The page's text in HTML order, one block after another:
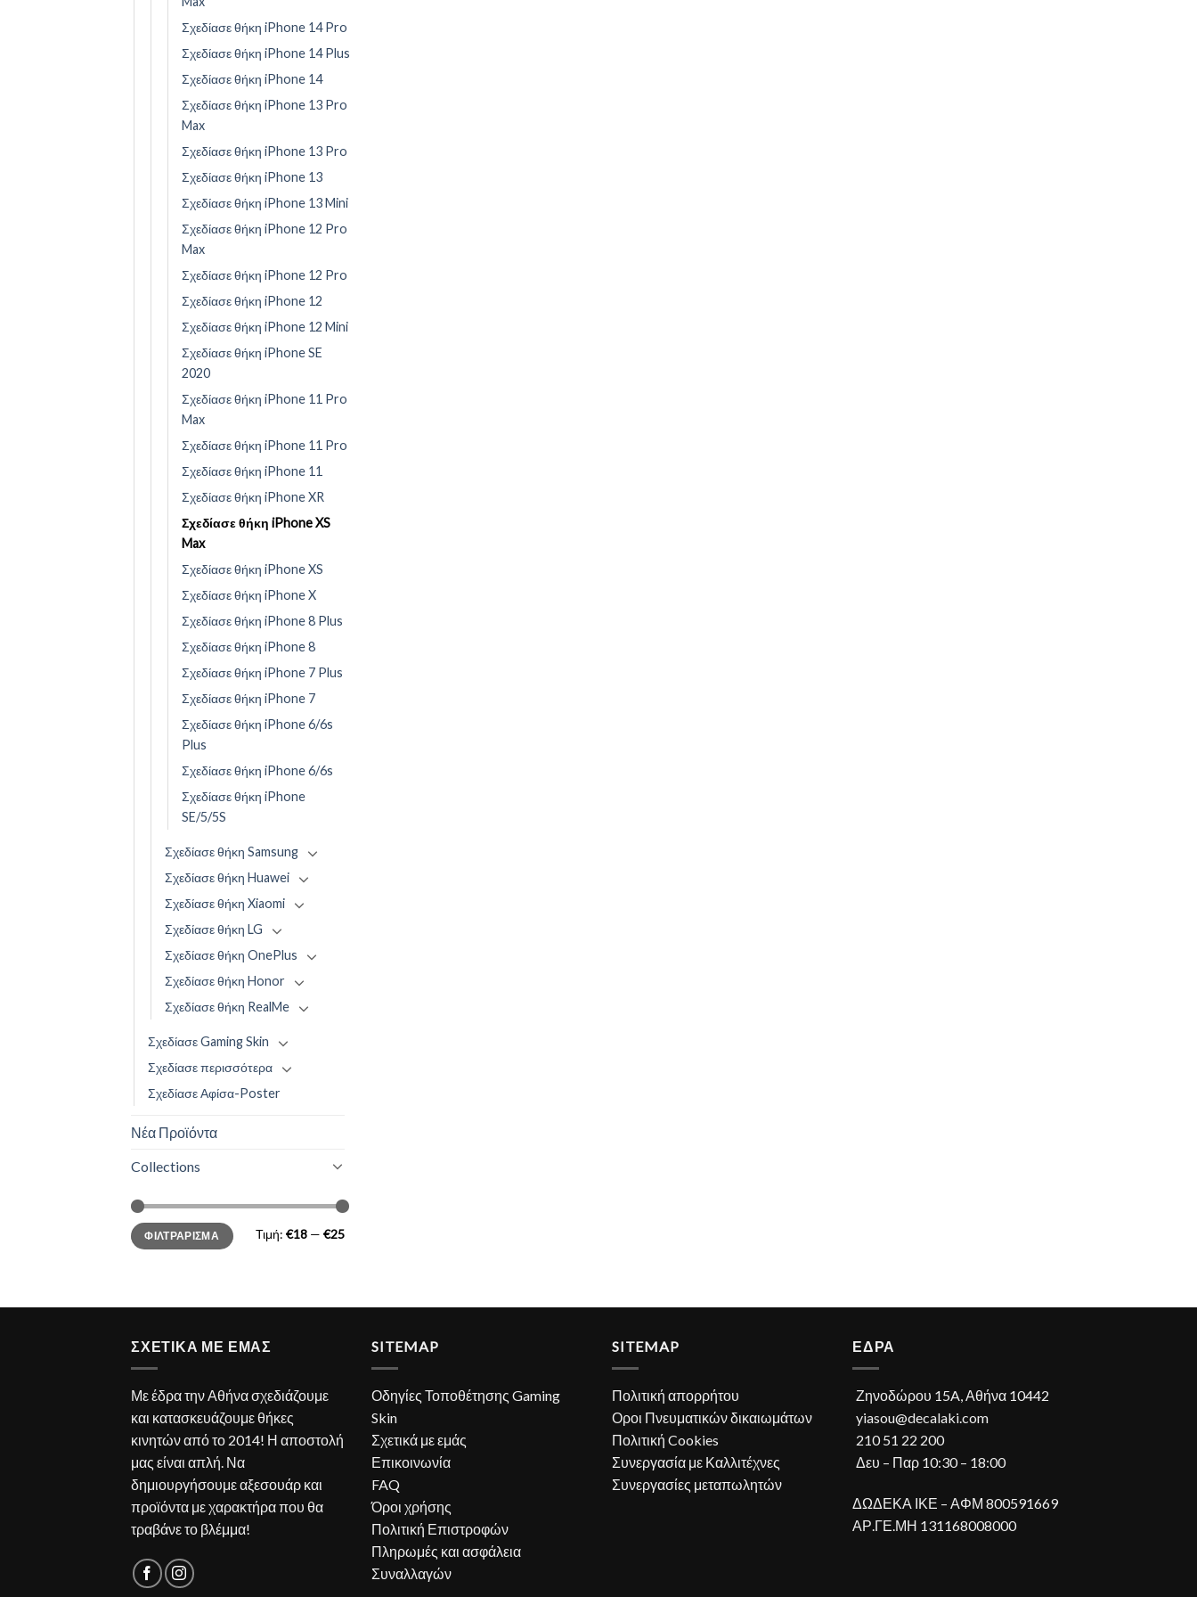
Σχεδίασε θήκη iPhone 14 Pro
Σχεδίασε θήκη iPhone 14 Plus
Σχεδίασε θήκη iPhone 14
Σχεδίασε θήκη iPhone 13 Pro
Max
Σχεδίασε θήκη iPhone 13 Pro
Σχεδίασε θήκη iPhone 13
Σχεδίασε θήκη iPhone 13 Mini
Σχεδίασε θήκη iPhone 12 Pro
Max
Σχεδίασε θήκη iPhone 12 Pro
Σχεδίασε θήκη iPhone 12
Σχεδίασε θήκη iPhone 12 Mini
Σχεδίασε θήκη iPhone SE
2020
Σχεδίασε θήκη iPhone 11 Pro
Max
Σχεδίασε θήκη iPhone 11 Pro
Σχεδίασε θήκη iPhone 11
Σχεδίασε θήκη iPhone XR
Σχεδίασε θήκη iPhone XS
Max
Σχεδίασε θήκη iPhone XS
Σχεδίασε θήκη iPhone X
Σχεδίασε θήκη iPhone 8 Plus
Σχεδίασε θήκη iPhone 8
Σχεδίασε θήκη iPhone 7 Plus
Σχεδίασε θήκη iPhone 7
Σχεδίασε θήκη iPhone 6/6s
Plus
Σχεδίασε θήκη iPhone 6/6s
Σχεδίασε θήκη iPhone
SE/5/5S
Σχεδίασε θήκη Samsung
Σχεδίασε θήκη Huawei
Σχεδίασε θήκη Xiaomi
Σχεδίασε θήκη LG
Σχεδίασε θήκη OnePlus
Σχεδίασε θήκη Honor
Σχεδίασε θήκη RealMe
Σχεδίασε Gaming Skin
Σχεδίασε περισσότερα
Σχεδίασε Αφίσα-Poster
Νέα Προϊόντα
Collections
ΦΙΛΤΡΆΡΙΣΜΑ Τιμή: €18 — €25
ΣΧΕΤΙΚΑ ΜΕ ΕΜΑΣ
Με έδρα την Αθήνα σχεδιάζουμε
και κατασκευάζουμε θήκες
κινητών από το 2014! Η αποστολή
μας είναι απλή. Να
δημιουργήσουμε αξεσουάρ και
προϊόντα με χαρακτήρα που θα
τραβάνε το βλέμμα!
SITEMAP
Οδηγίες Τοποθέτησης Gaming
Skin
Σχετικά με εμάς
Επικοινωνία
FAQ
Όροι χρήσης
Πολιτική Επιστροφών
Πληρωμές και ασφάλεια
Συναλλαγών
SITEMAP
Πολιτική απορρήτου
Οροι Πνευματικών δικαιωμάτων
Πολιτική Cookies
Συνεργασία με Καλλιτέχνες
Συνεργασίες μεταπωλητών
ΕΔΡΑ
Ζηνοδώρου 15A, Αθήνα 10442
yiasou@decalaki.com
210 51 22 200
Δευ – Παρ 10:30 – 18:00
ΔΩΔΕΚΑ ΙΚΕ – ΑΦΜ 800591669
ΑΡ.ΓΕ.ΜΗ 131168008000